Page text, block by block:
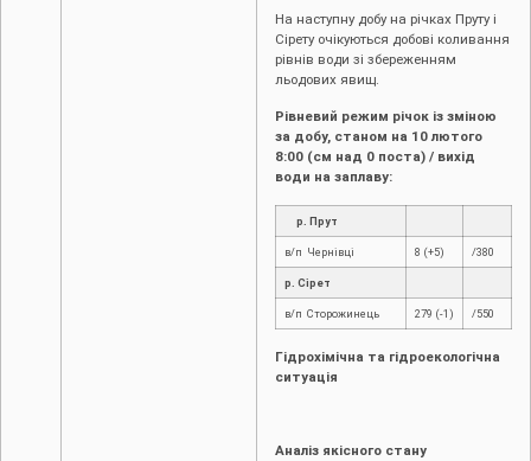
На наступну добу на річках Пруту і
Сірету очікуються добові коливання
рівнів води зі збереженням
льодових явищ.
Рівневий режим річок із зміною
за добу, станом на 10 лютого
8:00 (см над 0 поста) / вихід
води на заплаву:
р. Прут
в/п Чернівці 8 (+5) /380
р. Сірет
в/п Сторожинець 279 (-1) /550
Гідрохімічна та гідроекологічна
ситуація
Аналіз якісного стану